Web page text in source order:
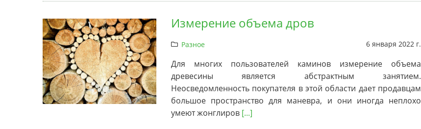
Измерение объема дров
Разное 6 января 2022 г.
Для многих пользователей каминов измерение объема
древесины является абстрактным занятием.
Неосведомленность покупателя в этой области дает продавцам
большое пространство для маневра, и они иногда неплохо
умеют жонглиров [...]